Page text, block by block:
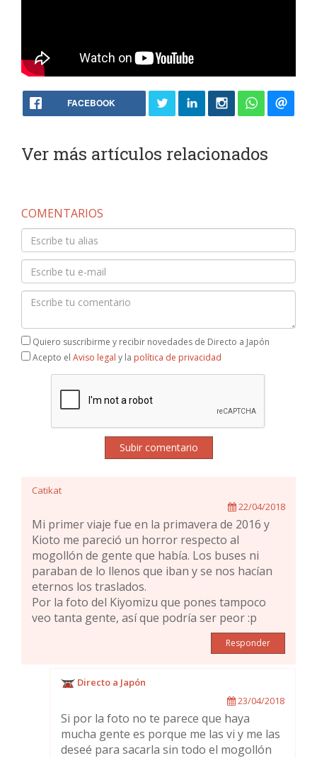
FACEBOOK
Ver más artículos relacionados
COMENTARIOS
Quiero suscribirme y recibir novedades de Directo a Japón
Acepto el Aviso legal y la política de privacidad
Subir comentario
Catikat
22/04/2018
Mi primer viaje fue en la primavera de 2016 y
Kioto me pareció un horror respecto al
mogollón de gente que había. Los buses ni
paraban de lo llenos que iban y se nos hacían
eternos los traslados.
Por la foto del Kiyomizu que pones tampoco
veo tanta gente, así que podría ser peor :p
Responder
Directo a Japón
23/04/2018
Si por la foto no te parece que haya
mucha gente es porque me las vi y me las
deseé para sacarla sin todo el mogollón